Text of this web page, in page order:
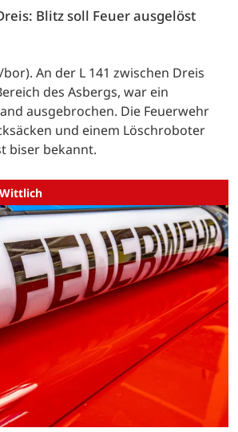
Blitz soll Feuer ausgelöst
An der L 141 zwischen Dreis
des Asbergs, war ein
ausgebrochen. Die Feuerwehr
und einem Löschroboter
biser bekannt.